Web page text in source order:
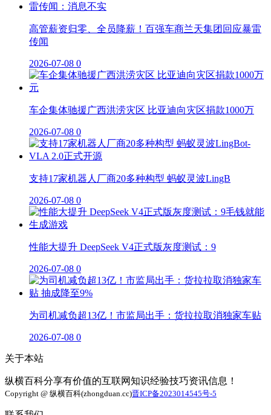
高管薪资归零、全员降薪！百强车商兰天集团回应暴雷
传闻
2026-07-08 0
车企集体驰援广西洪涝灾区 比亚迪向灾区捐款1000万
2026-07-08 0
支持17家机器人厂商20多种构型 蚂蚁灵波LingB
2026-07-08 0
性能大提升 DeepSeek V4正式版灰度测试：9
2026-07-08 0
为司机减负超13亿！市监局出手：货拉拉取消独家车贴
2026-07-08 0
关于本站
纵横百科分享有价值的互联网知识经验技巧资讯信息！
Copyright @ 纵横百科(zhongduan.cc)晋ICP备2023014545号-5